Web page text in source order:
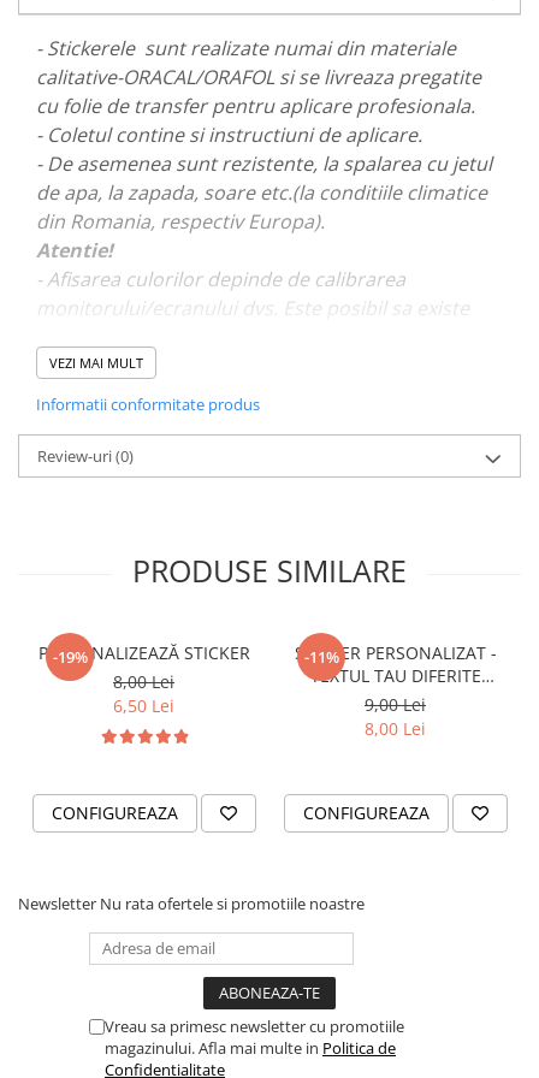
PARASOLARE
PAUL WALKER STICKER
PENTRU FETE
PRODUSE IN TRENDING
SETURI STICKERE
STICKERE CAPAC REZERVOR
STICKERE CRĂCIUN
STICKERE CU ANIMALE
STICKERE JDM
STICKERE PENTRU CAPOTA
STICKERE PENTRU LATERALE
STICKERE PERSONALIZATE
STICKERE UTILAJE AGRICOLE
STICKERE PERSONALIZATE
PRODUSE PERSONALIZATE FIRME
CARTI DE VIZITA
PLACUTE INFORMATIVE
TRICOURI MĂRCI AUTO
TRICOURI AUDI
TRICOURI DACIA
TRICOURI FORD
- Stickerele sunt realizate numai din materiale
calitative-ORACAL/ORAFOL si se livreaza pregatite
cu folie de transfer pentru aplicare profesionala.
- Coletul contine si instructiuni de aplicare.
- De asemenea sunt rezistente, la spalarea cu jetul
de apa, la zapada, soare etc.(la conditiile climatice
din Romania, respectiv Europa).
Atentie!
- Afisarea culorilor depinde de calibrarea
monitorului/ecranului dvs. Este posibil sa existe
- Pentru stickere personalizate si pentru a vizualiza
portofoliul nostru va rugam sa ne contactati
VEZI MAI MULT
Informatii conformitate produs
Review-uri(0)
PRODUSE SIMILARE
-19%
PERSONALIZEAZĂ STICKER
8,00 Lei
6,50 Lei
CONFIGUREAZA
-11%
STICKER PERSONALIZAT -
TEXTUL TAU DIFERITE
FONTURI
9,00 Lei
8,00 Lei
CONFIGUREAZA
Newsletter Nu rata ofertele si promotiile noastre
Vreau sa primesc newsletter cu promotiile
magazinului. Afla mai multe in Politica de
Confidentialitate